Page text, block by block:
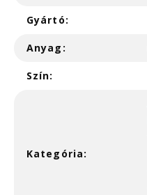
Gyártó:
Anyag:
Szín:
Kategória: